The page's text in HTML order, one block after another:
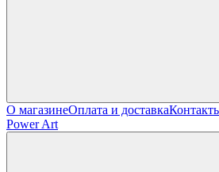
О магазинеОплата и доставка
Power Art